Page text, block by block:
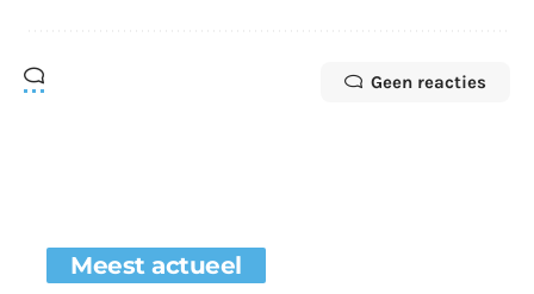
Geen reacties
Meest actueel